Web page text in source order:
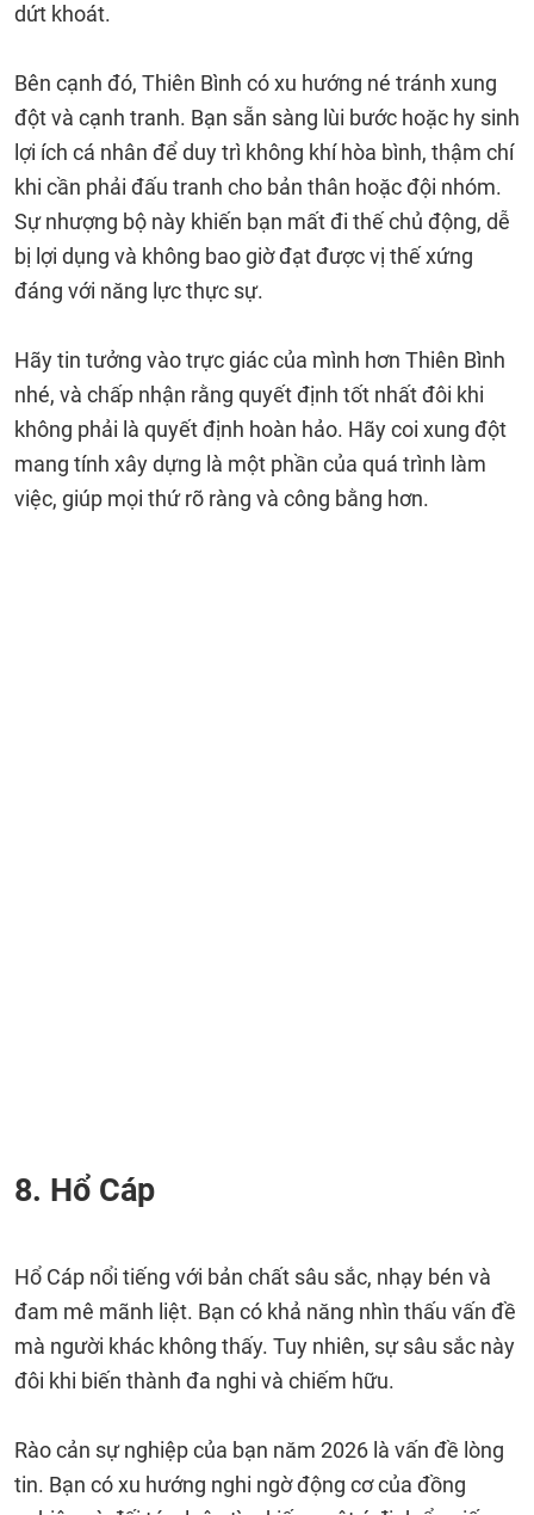
dứt khoát.
Bên cạnh đó, Thiên Bình có xu hướng né tránh xung
đột và cạnh tranh. Bạn sẵn sàng lùi bước hoặc hy sinh
lợi ích cá nhân để duy trì không khí hòa bình, thậm chí
khi cần phải đấu tranh cho bản thân hoặc đội nhóm.
Sự nhượng bộ này khiến bạn mất đi thế chủ động, dễ
bị lợi dụng và không bao giờ đạt được vị thế xứng
đáng với năng lực thực sự.
Hãy tin tưởng vào trực giác của mình hơn Thiên Bình
nhé, và chấp nhận rằng quyết định tốt nhất đôi khi
không phải là quyết định hoàn hảo. Hãy coi xung đột
mang tính xây dựng là một phần của quá trình làm
việc, giúp mọi thứ rõ ràng và công bằng hơn.
8. Hổ Cáp
Hổ Cáp nổi tiếng với bản chất sâu sắc, nhạy bén và
đam mê mãnh liệt. Bạn có khả năng nhìn thấu vấn đề
mà người khác không thấy. Tuy nhiên, sự sâu sắc này
đôi khi biến thành đa nghi và chiếm hữu.
Rào cản sự nghiệp của bạn năm 2026 là vấn đề lòng
tin. Bạn có xu hướng nghi ngờ động cơ của đồng